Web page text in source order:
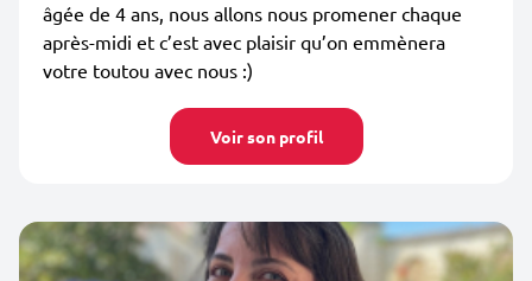
âgée de 4 ans, nous allons nous promener chaque
après-midi et c’est avec plaisir qu’on emmènera
votre toutou avec nous :)
Voir son profil